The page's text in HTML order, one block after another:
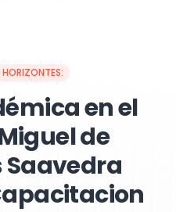
en el
de